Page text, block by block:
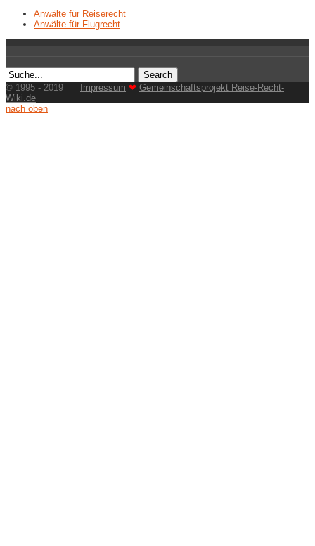
Anwälte für Reiserecht
Anwälte für Flugrecht
© 1995 - 2019 Impressum ❤ Gemeinschaftsprojekt Reise-Recht-
Wiki.de
nach oben